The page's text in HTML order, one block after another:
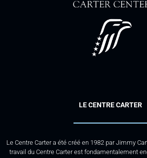
LE CENTRE CARTER
Le Centre Carter a été créé en 1982 par Jimmy
travail du Centre Carter est fondamentalement